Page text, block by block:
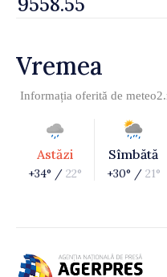
Vremea
Informația oferită de
Astăzi
+34° / 22°
Sîmbătă
+30° / 21°